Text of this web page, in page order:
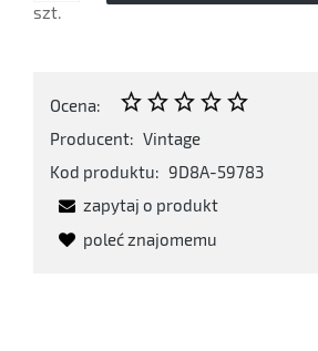
szt.
Ocena:
Producent: Vintage
Kod produktu: 9D8A-59783
zapytaj o produkt
poleć znajomemu